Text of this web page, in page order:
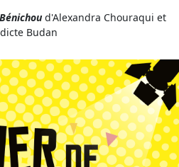
d'Alexandra Chouraqui et
Budan